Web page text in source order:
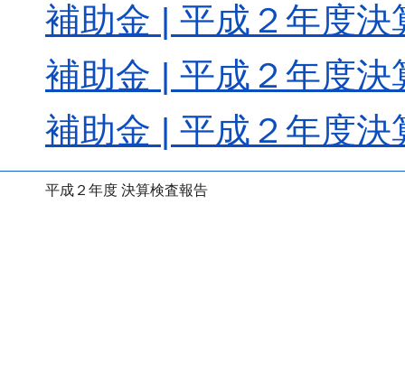
補助金 | 平成２年度決
補助金 | 平成２年度決
補助金 | 平成２年度決
平成２年度 決算検査報告